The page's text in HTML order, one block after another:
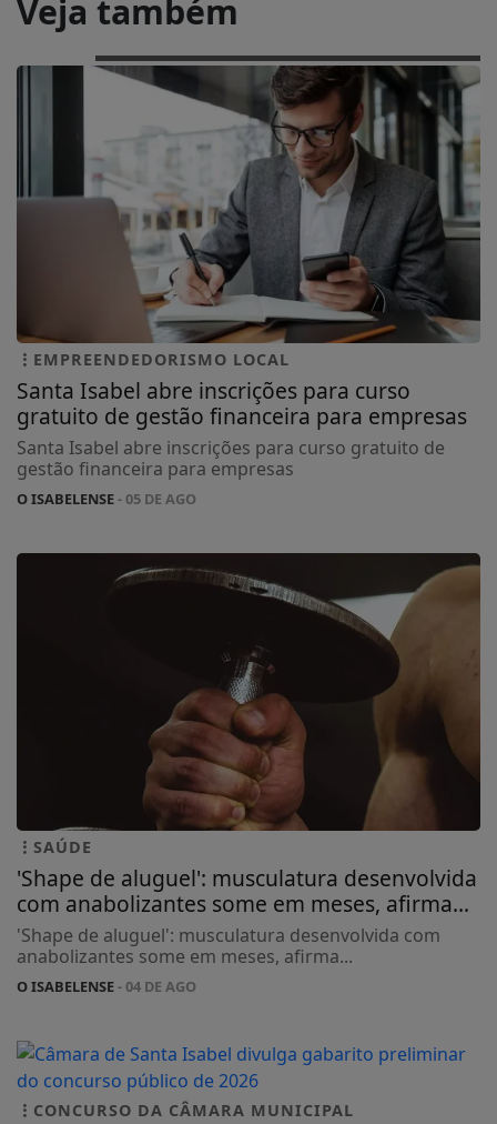
Veja também
EMPREENDEDORISMO LOCAL
Santa Isabel abre inscrições para curso
gratuito de gestão financeira para empresas
Santa Isabel abre inscrições para curso gratuito de
gestão financeira para empresas
O ISABELENSE- 05 DE AGO
SAÚDE
'Shape de aluguel': musculatura desenvolvida
com anabolizantes some em meses, afirma...
'Shape de aluguel': musculatura desenvolvida com
anabolizantes some em meses, afirma...
O ISABELENSE- 04 DE AGO
CONCURSO DA CÂMARA MUNICIPAL